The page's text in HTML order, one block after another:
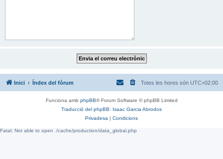
Inici Índex del fòrum Totes les hores són UTC+02:00
Funciona amb phpBB® Forum Software © phpBB Limited
Traducció del phpBB: Isaac Garcia Abrodos
Privadesa | Condicions
Fatal: Not able to open ./cache/production/data_global.php